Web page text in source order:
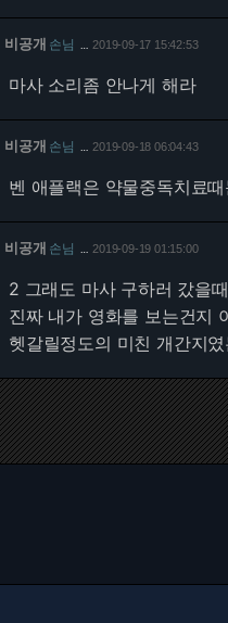
비공개 손님 2019-09-17 15:42:53
마사 소리좀 안나게 해라
비공개 손님 2019-09-18 06:04:43
벤 애플랙은 약물중독치료
비공개 손님 2019-09-19 01:15:00
2 그래도 마사 구하러 갔을
진짜 내가 영화를 보는건지
헷갈릴정도의 미친 개간지